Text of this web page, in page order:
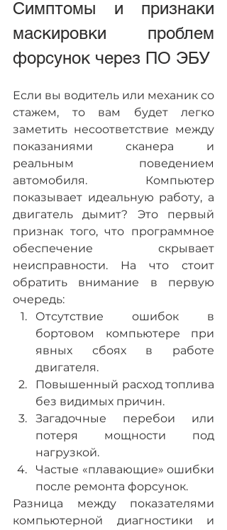
Симптомы и признаки
маскировки проблем
форсунок через ПО ЭБУ
Если вы водитель или механик со
стажем, то вам будет легко
заметить несоответствие между
показаниями сканера и
реальным поведением
автомобиля. Компьютер
показывает идеальную работу, а
двигатель дымит? Это первый
признак того, что программное
обеспечение скрывает
неисправности. На что стоит
обратить внимание в первую
очередь:
Отсутствие ошибок в
бортовом компьютере при
явных сбоях в работе
двигателя.
Повышенный расход топлива
без видимых причин.
Загадочные перебои или
потеря мощности под
нагрузкой.
Частые «плавающие» ошибки
после ремонта форсунок.
Разница между показателями
компьютерной диагностики и